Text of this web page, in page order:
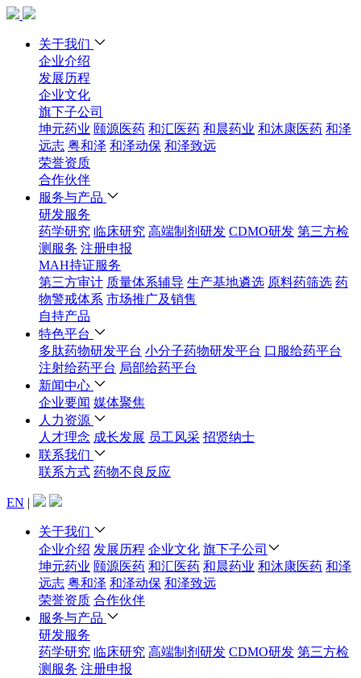
关于我们
企业介绍
发展历程
企业文化
旗下子公司
坤元药业 颐源医药 和汇医药 和晨药业 和沐康医药 和泽
远志 粤和泽 和泽动保 和泽致远
荣誉资质
合作伙伴
服务与产品
研发服务
药学研究 临床研究 高端制剂研发 CDMO研发 第三方检
测服务 注册申报
MAH持证服务
第三方审计 质量体系辅导 生产基地遴选 原料药筛选 药
物警戒体系 市场推广及销售
自持产品
特色平台
多肽药物研发平台 小分子药物研发平台 口服给药平台
注射给药平台 局部给药平台
新闻中心
企业要闻 媒体聚焦
人力资源
人才理念 成长发展 员工风采 招贤纳士
联系我们
联系方式 药物不良反应
EN |
关于我们
企业介绍 发展历程 企业文化 旗下子公司
坤元药业 颐源医药 和汇医药 和晨药业 和沐康医药 和泽
远志 粤和泽 和泽动保 和泽致远
荣誉资质 合作伙伴
服务与产品
研发服务
药学研究 临床研究 高端制剂研发 CDMO研发 第三方检
测服务 注册申报